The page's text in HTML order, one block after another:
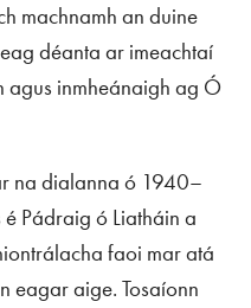
machnamh an duine
déanta ar imeachtaí
agus inmheánaigh ag Ó
na dialanna ó 1940–
Pádraig ó Liatháin a
faoi mar atá
eagar aige. Tosaíonn